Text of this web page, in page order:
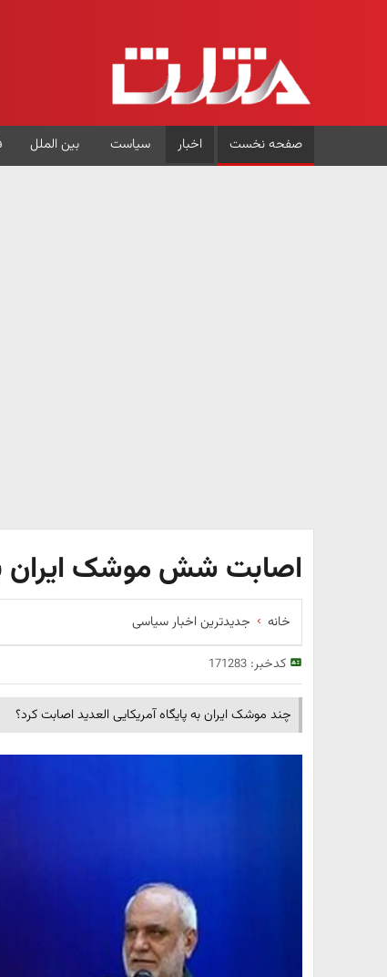
صفحه نخست اخبار سیاست بین الملل
اصابت شش موشک ایران
خانه جدیدترین اخبار سیاسی
کدخبر:171283
چند موشک ایران به پایگاه آمریکایی العدید اصابت کرد؟